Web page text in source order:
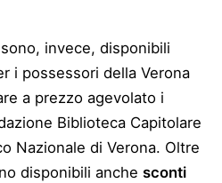
invece, disponibili
i possessori della Verona
a prezzo agevolato i
Biblioteca Capitolare
Nazionale di Verona. Oltre
disponibili anchesconti